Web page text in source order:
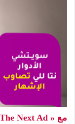
مع « The Next Ad…